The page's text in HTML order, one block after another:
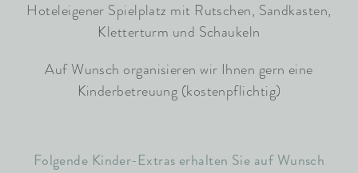
Hoteleigener Spielplatz mit Rutschen, Sandkasten,
Kletterturm und Schaukeln
Auf Wunsch organisieren wir Ihnen gern eine
Kinderbetreuung (kostenpflichtig)
Folgende Kinder-Extras erhalten Sie auf Wunsch